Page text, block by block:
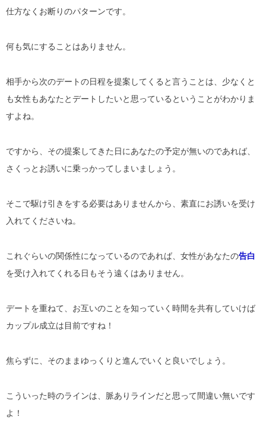
仕方なくお断りのパターンです。
何も気にすることはありません。
相手から次のデートの日程を提案してくると言うことは、少なくと
も女性もあなたとデートしたいと思っているということがわかりま
すよね。
ですから、その提案してきた日にあなたの予定が無いのであれば、
さくっとお誘いに乗っかってしまいましょう。
そこで駆け引きをする必要はありませんから、素直にお誘いを受け
入れてくださいね。
これぐらいの関係性になっているのであれば、女性があなたの告白
を受け入れてくれる日もそう遠くはありません。
デートを重ねて、お互いのことを知っていく時間を共有していけば
カップル成立は目前ですね！
焦らずに、そのままゆっくりと進んでいくと良いでしょう。
こういった時のラインは、脈ありラインだと思って間違い無いです
よ！